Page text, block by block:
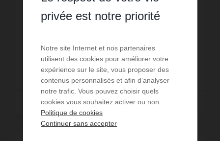
port de plaisance et des commerces, maison
(maison N°6)...
Réf. : ERHD6
DÈS 335 € / PAR SEMAINE
Lire la suite
privée est notre priorité
Notre site Internet et nos partenaires
utilisent des cookies pour améliorer votre
expérience sur le site, vous proposer des
contenus personnalisés et afin d’analyser
notre trafic. Vous pouvez choisir quels
cookies vous souhaitez activer ou non.
Politique de cookies
Continuer sans accepter